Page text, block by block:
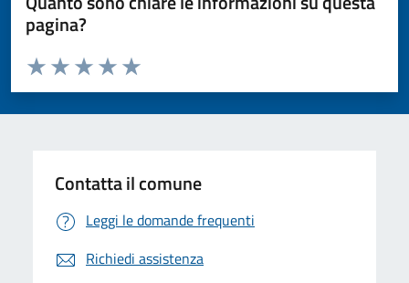
pagina?
Valuta da 1 a 5 stelle la pagina
Valuta 5 stelle su 5
Valuta 4 stelle su 5
Valuta 3 stelle su 5
Valuta 2 stelle su 5
Valuta 1 stelle su 5
Contatta il comune
Leggi le domande frequenti
Richiedi assistenza